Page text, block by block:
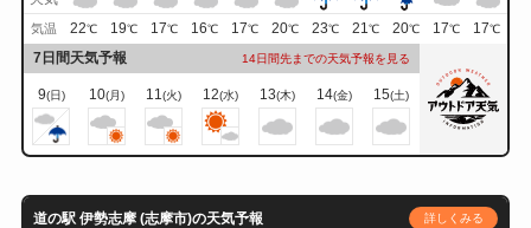
気温 22℃ 19℃ 17℃ 16℃ 17℃ 20℃ 23℃ 21℃ 20℃ 17℃ 17℃
7日間天気予報 14日間先までの天気予報を見る
9(日) 10(月) 11 (火) 12(水) 13(木) 14(金) 15(土)
道の駅 伊勢志摩 (志摩市)の天気予報 詳しくみる